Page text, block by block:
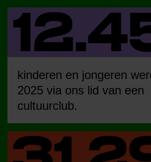
kinderen en jongeren
2025 via ons lid van een
cultuurclub.